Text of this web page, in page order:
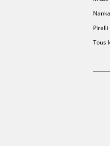
Pirelli
Tous